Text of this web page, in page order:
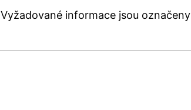
Vyžadované informace jsou označeny